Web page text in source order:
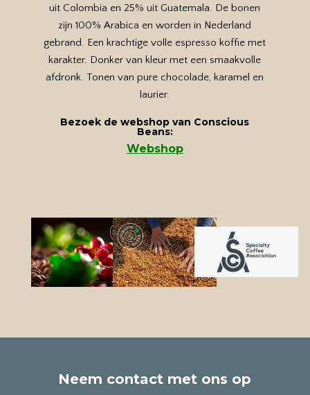
uit Colombia en 25% uit Guatemala. De bonen
zijn 100% Arabica en worden in Nederland
gebrand. Een krachtige volle espresso koffie met
karakter. Donker van kleur met een smaakvolle
afdronk. Tonen van pure chocolade, karamel en
laurier.
Bezoek de webshop van Conscious
Beans:
Webshop
Neem contact met ons op